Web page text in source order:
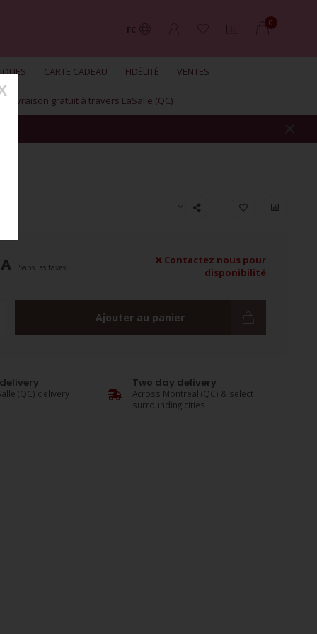
FC
0
CARTE CADEAU FIDÉLITÉ VENTES
Livraison gratuit à travers LaSalle (QC)
Sans les taxes
Contactez nous pour
disponibilité
Ajouter au panier
(QC) delivery
Two day delivery
Across Montreal (QC) & select
surrounding cities